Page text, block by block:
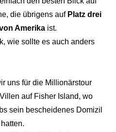
die übrigens auf Platz drei
Amerika ist.
wie sollte es auch anders
uns für die Millionärstour
auf Fisher Island, wo
sein bescheidenes Domizil